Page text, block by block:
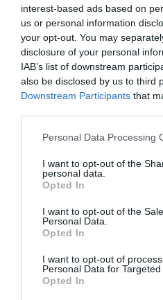
interest-based ads based on
us or personal information
your opt-out. You may
disclosure of your personal
IAB’s list of downstream
also be disclosed by us to third
Downstream Participants that
Personal Data Processing
I want to opt-out of the
personal data.
Opted In
I want to opt-out of the
Personal Data.
Opted In
I want to opt-out of
Personal Data for Targeted
Opted In
FRANCK a commenté :
Et quid des 717 utilisés sur les
tout jeunes…
jammaa commenté :
décide à le commander ou
détenus par Horizon Air.